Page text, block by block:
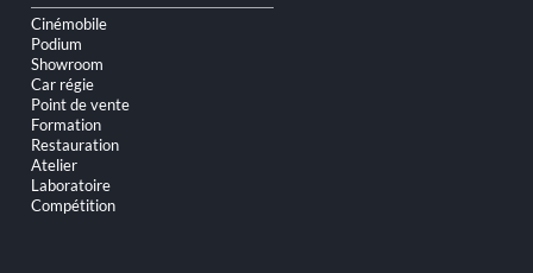
Cinémobile
Podium
Showroom
Car régie
Point de vente
Formation
Restauration
Atelier
Laboratoire
Compétition